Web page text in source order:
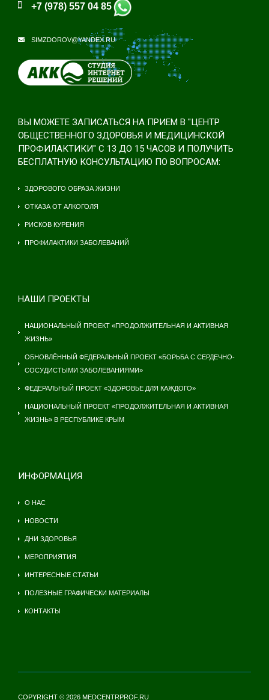
+7 (978) 557 04 85
SIMZDOROV@YANDEX.RU
ВЫ МОЖЕТЕ ЗАПИСАТЬСЯ НА ПРИЕМ В "ЦЕНТР
ОБЩЕСТВЕННОГО ЗДОРОВЬЯ И МЕДИЦИНСКОЙ
ПРОФИЛАКТИКИ" С 13 ДО 15 ЧАСОВ И ПОЛУЧИТЬ
БЕСПЛАТНУЮ КОНСУЛЬТАЦИЮ ПО ВОПРОСАМ:
ЗДОРОВОГО ОБРАЗА ЖИЗНИ
ОТКАЗА ОТ АЛКОГОЛЯ
РИСКОВ КУРЕНИЯ
ПРОФИЛАКТИКИ ЗАБОЛЕВАНИЙ
НАШИ ПРОЕКТЫ
НАЦИОНАЛЬНЫЙ ПРОЕКТ «ПРОДОЛЖИТЕЛЬНАЯ И АКТИВНАЯ
ЖИЗНЬ»
ОБНОВЛЁННЫЙ ФЕДЕРАЛЬНЫЙ ПРОЕКТ «БОРЬБА С СЕРДЕЧНО-
СОСУДИСТЫМИ ЗАБОЛЕВАНИЯМИ»
ФЕДЕРАЛЬНЫЙ ПРОЕКТ «ЗДОРОВЬЕ ДЛЯ КАЖДОГО»
НАЦИОНАЛЬНЫЙ ПРОЕКТ «ПРОДОЛЖИТЕЛЬНАЯ И АКТИВНАЯ
ЖИЗНЬ» В РЕСПУБЛИКЕ КРЫМ
ИНФОРМАЦИЯ
О НАС
НОВОСТИ
ДНИ ЗДОРОВЬЯ
МЕРОПРИЯТИЯ
ИНТЕРЕСНЫЕ СТАТЬИ
ПОЛЕЗНЫЕ ГРАФИЧЕСКИ МАТЕРИАЛЫ
КОНТАКТЫ
COPYRIGHT © 2026 MEDCENTRPROF.RU